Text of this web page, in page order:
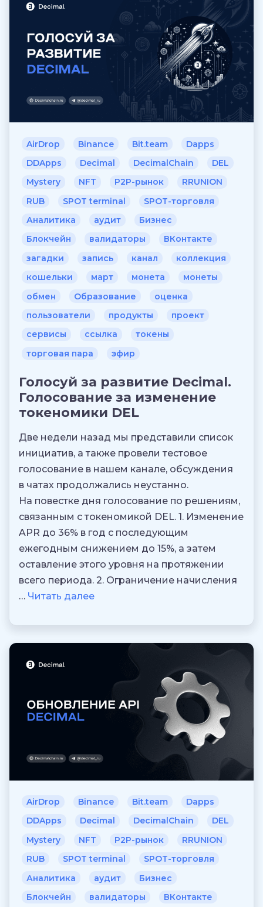
AirDrop Binance Bit.team
Dapps
DDApps
Decimal DecimalChain
DEL
Mystery
NFT P2P-рынок
RRUNION
RUB
SPOT terminal
SPOT-торговля
Аналитика
аудит
Бизнес
Блокчейн
валидаторы
ВКонтакте
загадки
запись канал
коллекция
кошельки
март монета
монеты
обмен
Образование
оценка
пользователи
продукты
проект
сервисы
ссылка
токены
торговая пара
эфир
Голосуй за развитие Decimal.
Голосование за изменение
токеномики DEL
Две недели назад мы представили список
инициатив, а также провели тестовое
голосование в нашем канале, обсуждения
в чатах продолжались неустанно.
На повестке дня голосование по решениям,
связанным с токеномикой DEL. 1. Изменение
APR до 36% в год с последующим
ежегодным снижением до 15%, а затем
оставление этого уровня на протяжении
всего периода. 2. Ограничение начисления
… Читать далее
AirDrop Binance Bit.team
Dapps
DDApps
Decimal DecimalChain
DEL
Mystery
NFT P2P-рынок
RRUNION
RUB
SPOT terminal
SPOT-торговля
Аналитика
аудит
Бизнес
Блокчейн
валидаторы ВКонтакте